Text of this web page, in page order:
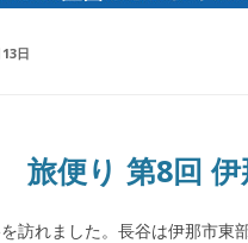
日
旅便り 第8回
訪れました。長谷は伊那市東